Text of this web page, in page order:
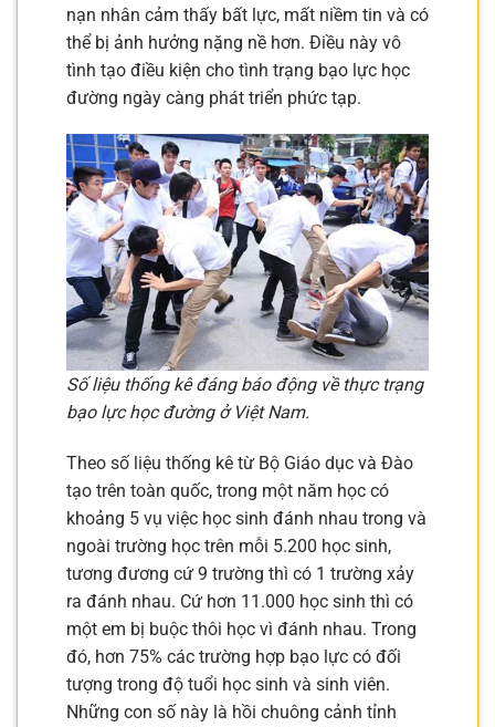
nạn nhân cảm thấy bất lực, mất niềm tin và có
thể bị ảnh hưởng nặng nề hơn. Điều này vô
tình tạo điều kiện cho tình trạng bạo lực học
đường ngày càng phát triển phức tạp.
Số liệu thống kê đáng báo động về thực trạng
bạo lực học đường ở Việt Nam.
Theo số liệu thống kê từ Bộ Giáo dục và Đào
tạo trên toàn quốc, trong một năm học có
khoảng 5 vụ việc học sinh đánh nhau trong và
ngoài trường học trên mỗi 5.200 học sinh,
tương đương cứ 9 trường thì có 1 trường xảy
ra đánh nhau. Cứ hơn 11.000 học sinh thì có
một em bị buộc thôi học vì đánh nhau. Trong
đó, hơn 75% các trường hợp bạo lực có đối
tượng trong độ tuổi học sinh và sinh viên.
Những con số này là hồi chuông cảnh tỉnh